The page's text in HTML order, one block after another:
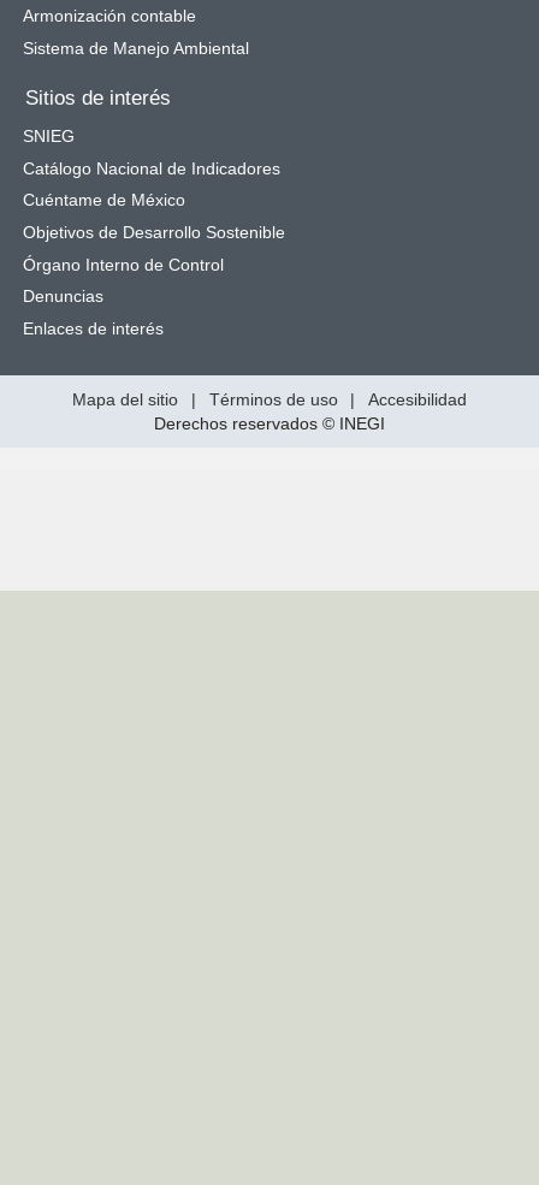
Armonización contable
Sistema de Manejo Ambiental
Sitios de interés
SNIEG
Catálogo Nacional de Indicadores
Cuéntame de México
Objetivos de Desarrollo Sostenible
Órgano Interno de Control
Denuncias
Enlaces de interés
Mapa del sitio | Términos de uso |
Accesibilidad
Derechos reservados © INEGI